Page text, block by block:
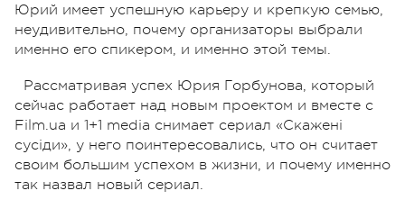
Юрий имеет успешную карьеру и крепкую семью,
неудивительно, почему организаторы выбрали
именно его спикером, и именно этой темы.
Рассматривая успех Юрия Горбунова, который
сейчас работает над новым проектом и вместе с
Film.ua и 1+1 media снимает сериал «Скажені
сусіди», у него поинтересовались, что он считает
своим большим успехом в жизни, и почему именно
так назвал новый сериал.